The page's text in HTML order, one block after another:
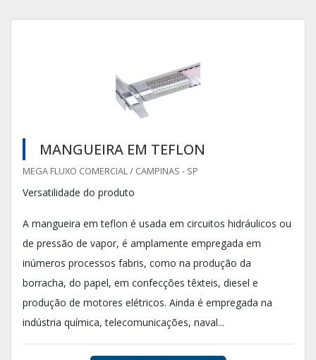
MANGUEIRA EM TEFLON
MEGA FLUXO COMERCIAL / CAMPINAS - SP
Versatilidade do produto
A mangueira em teflon é usada em circuitos hidráulicos ou
de pressão de vapor, é amplamente empregada em
inúmeros processos fabris, como na produção da
borracha, do papel, em confecções têxteis, diesel e
produção de motores elétricos. Ainda é empregada na
indústria química, telecomunicações, naval...